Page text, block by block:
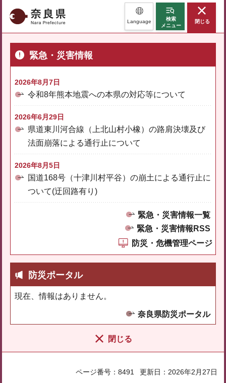
奈良県 Language
検索
メニュー
閉じる
緊急・災害情報
2026年8月7日
令和8年熊本地震への本県の対応等について
2026年6月29日
県道東川河合線（上北山村小橡）の路肩決壊及び
法面崩落による通行止について
2026年8月5日
国道168号（十津川村平谷）の崩土による通行止に
ついて(迂回路有り)
緊急・災害情報一覧
緊急・災害情報RSS
防災・危機管理ページ
防災ポータル
現在、情報はありません。
奈良県防災ポータル
閉じる
ページ番号：8491 更新日：2026年2月27日